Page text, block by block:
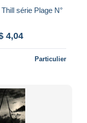
série Plage N°
4,04
Particulier